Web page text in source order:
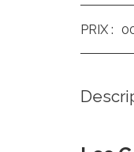
PRIX :